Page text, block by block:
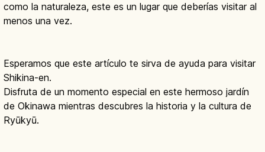
como la naturaleza, este es un lugar que deberías visitar al
menos una vez.
Esperamos que este artículo te sirva de ayuda para visitar
Shikina-en.
Disfruta de un momento especial en este hermoso jardín
de Okinawa mientras descubres la historia y la cultura de
Ryūkyū.